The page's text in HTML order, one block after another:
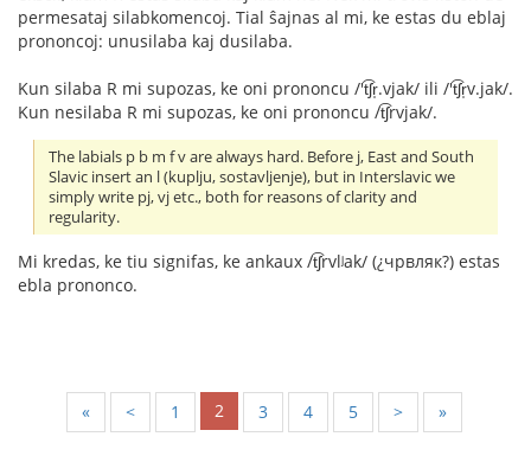
permesataj silabkomencoj. Tial ŝajnas al mi, ke estas du eblaj
prononcoj: unusilaba kaj dusilaba.
Kun silaba R mi supozas, ke oni prononcu /'t͡ʃr̩.vjak/ ili /'t͡ʃr̩v.jak/.
Kun nesilaba R mi supozas, ke oni prononcu /t͡ʃrvjak/.
The labials p b m f v are always hard. Before j, East and South
Slavic insert an l (kuplju, sostavljenje), but in Interslavic we
simply write pj, vj etc., both for reasons of clarity and
regularity.
Mi kredas, ke tiu signifas, ke ankaux /t͡ʃrvlʲak/ (¿чрвляк?) estas
ebla prononco.
« < 1 2 3 4 5 > »